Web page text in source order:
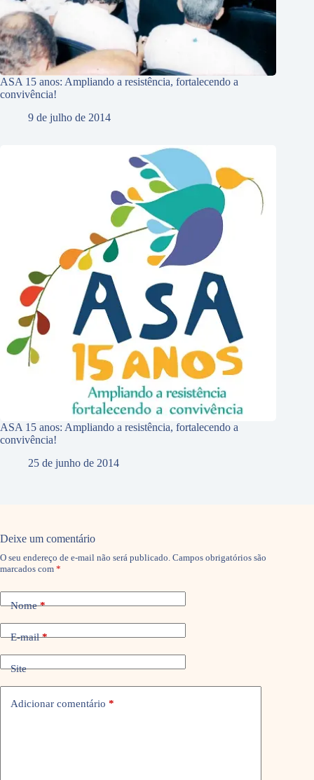
ASA 15 anos: Ampliando a resistência, fortalecendo a
convivência!
9 de julho de 2014
ASA 15 anos: Ampliando a resistência, fortalecendo a
convivência!
25 de junho de 2014
Deixe um comentário
O seu endereço de e-mail não será publicado. Campos obrigatórios são
marcados com *
Nome*
E-mail*
Site
Adicionar comentário *